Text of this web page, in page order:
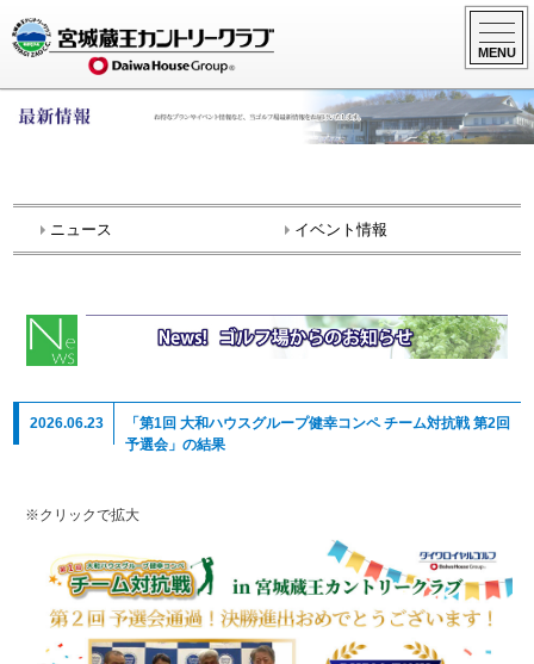
2026.06.23
「第1回 大和ハウスグループ健幸コンペ チーム対抗戦 第2回
予選会」の結果
※クリックで拡大
ニュース イベント情報